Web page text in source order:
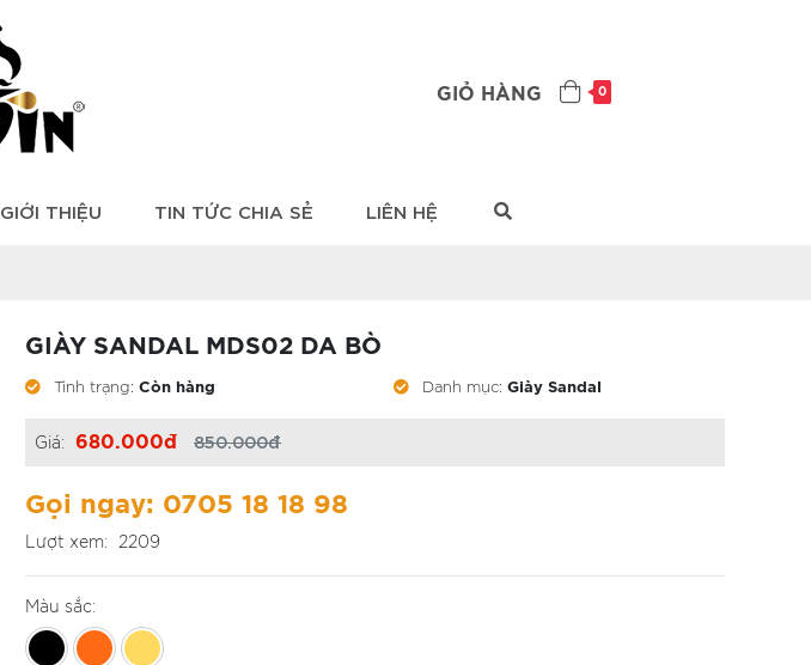
GIỎ HÀNG 0
GIỚI THIỆU TIN TỨC CHIA SẺ LIÊN HỆ
GIÀY SANDAL MDS02 DA BÒ
Tình trạng: Còn hàng Danh mục: Giày Sandal
Giá: 680.000đ 850.000đ
Gọi ngay: 0705 18 18 98
Lượt xem: 2209
Màu sắc: